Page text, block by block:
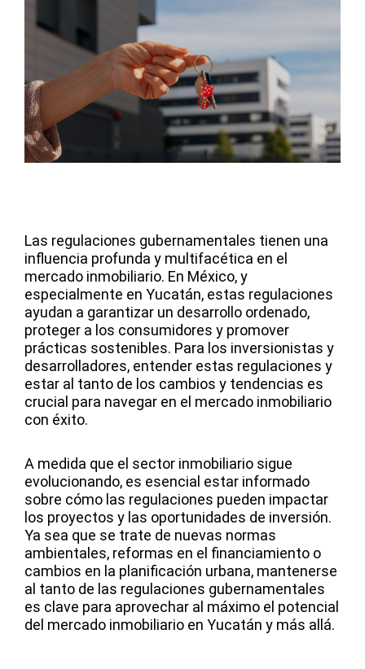
Las regulaciones gubernamentales tienen una
influencia profunda y multifacética en el
mercado inmobiliario. En México, y
especialmente en Yucatán, estas regulaciones
ayudan a garantizar un desarrollo ordenado,
proteger a los consumidores y promover
prácticas sostenibles. Para los inversionistas y
desarrolladores, entender estas regulaciones y
estar al tanto de los cambios y tendencias es
crucial para navegar en el mercado inmobiliario
con éxito.
A medida que el sector inmobiliario sigue
evolucionando, es esencial estar informado
sobre cómo las regulaciones pueden impactar
los proyectos y las oportunidades de inversión.
Ya sea que se trate de nuevas normas
ambientales, reformas en el financiamiento o
cambios en la planificación urbana, mantenerse
al tanto de las regulaciones gubernamentales
es clave para aprovechar al máximo el potencial
del mercado inmobiliario en Yucatán y más allá.